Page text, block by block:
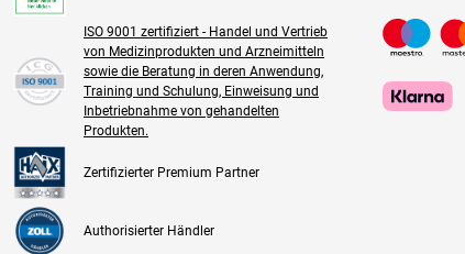
ISO 9001 zertifiziert - Handel und Vertrieb
von Medizinprodukten und Arzneimitteln
sowie die Beratung in deren Anwendung,
Training und Schulung, Einweisung und
Inbetriebnahme von gehandelten
Produkten.
Zertifizierter Premium Partner
Authorisierter Händler